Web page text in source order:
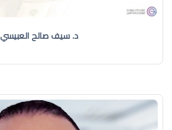
د. سيف صالح العبيسي